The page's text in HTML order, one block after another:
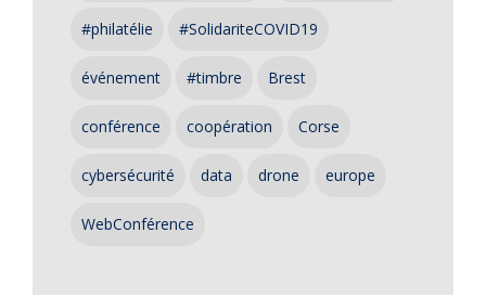
#philatélie #SolidariteCOVID19
événement #timbre Brest
conférence coopération Corse
cybersécurité data drone europe
WebConférence